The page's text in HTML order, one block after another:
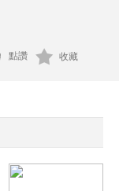
點讚 收藏